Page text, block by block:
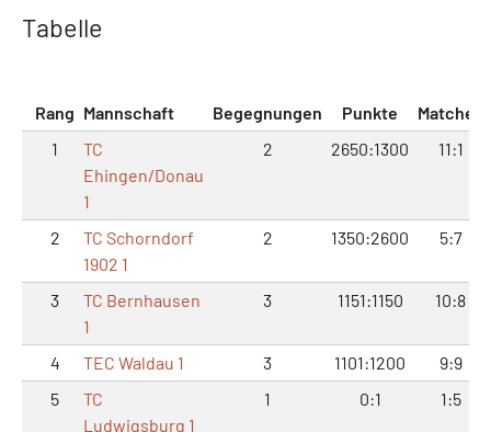
Tabelle
Rang Mannschaft Begegnungen Punkte
Matches
1
TC
Ehingen/Donau
1
2 2650:1300 11:1
2
TC Schorndorf
1902 1
2 1350:2600 5:7
3
TC Bernhausen
1
3 1151:1150 10:8
4 TEC Waldau 1 3 1101:1200
9:9
5
TC
Ludwigsburg 1
1 0:1 1:5